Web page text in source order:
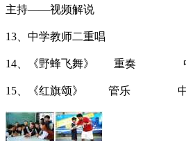
主持——视频解说
13、中学教师二重唱
14、《野蜂飞舞》 重奏 中
15、《红旗颂》 管乐 中